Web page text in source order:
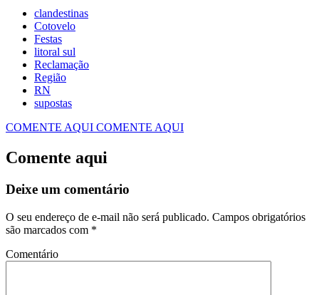
clandestinas
Cotovelo
Festas
litoral sul
Reclamação
Região
RN
supostas
COMENTE AQUI COMENTE AQUI
Comente aqui
Deixe um comentário
O seu endereço de e-mail não será publicado. Campos obrigatórios
são marcados com *
Comentário